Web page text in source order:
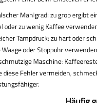
Mahlgrad: zu grob ergibt
oder zu wenig Kaffee
Tampdruck: zu hart oder
Waage oder Stoppuhr
Maschine:
diese Fehler vermeiden,